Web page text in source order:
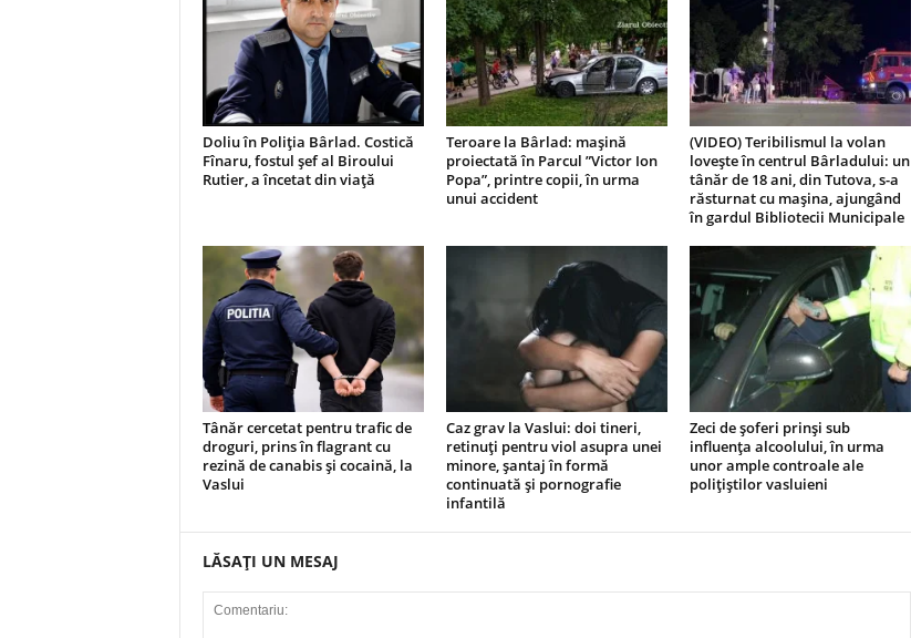
Doliu în Poliția Bârlad. Costică
Fînaru, fostul șef al Biroului
Rutier, a încetat din viață
Teroare la Bârlad: mașină
proiectată în Parcul ”Victor Ion
Popa”, printre copii, în urma
unui accident
(VIDEO) Teribilismul la volan
lovește în centrul Bârladului: un
tânăr de 18 ani, din Tutova, s-a
răsturnat cu mașina, ajungând
în gardul Bibliotecii Municipale
Tânăr cercetat pentru trafic de
droguri, prins în flagrant cu
rezină de canabis și cocaină, la
Vaslui
Caz grav la Vaslui: doi tineri,
retinuți pentru viol asupra unei
minore, șantaj în formă
continuată și pornografie
infantilă
Zeci de șoferi prinși sub
influența alcoolului, în urma
unor ample controale ale
polițiștilor vasluieni
LĂSAȚI UN MESAJ